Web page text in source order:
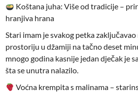
Koštana juha: Više od tradicije –
hranjiva hrana
Stari imam je svakog petka zaključavao
prostoriju u džamiji na tačno deset
mnogo godina kasnije jedan dječak je
šta se unutra nalazilo.
Voćna krempita s malinama –